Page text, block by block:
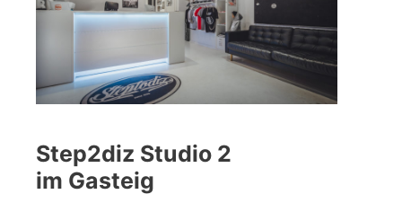
Step2diz Studio 2
im Gasteig